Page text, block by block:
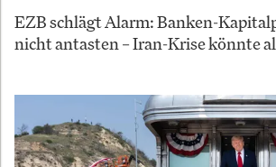
EZB schlägt Alarm: Banken-
nicht antasten – Iran-Krise könnte